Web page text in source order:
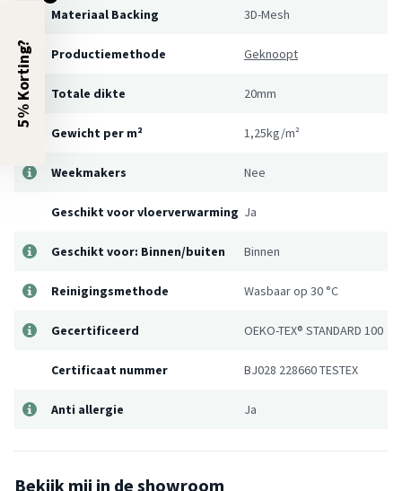
Materiaal Backing 3D-Mesh
Productiemethode Geknoopt
Totale dikte 20mm
Gewicht per m² 1,25kg/m²
Weekmakers Nee
Geschikt voor vloerverwarming Ja
Geschikt voor: Binnen/buiten Binnen
Reinigingsmethode Wasbaar op 30 °C
Gecertificeerd OEKO-TEX® STANDARD 100
Certificaat nummer BJ028 228660 TESTEX
Anti allergie Ja
Bekijk mij in de showroom
5% Korting?